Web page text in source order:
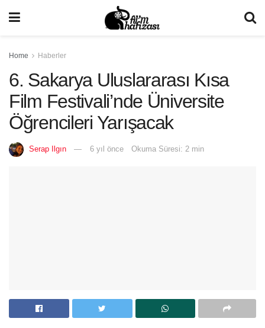
Home Haberler
6. Sakarya Uluslararası Kısa
Film Festivali’nde Üniversite
Öğrencileri Yarışacak
Serap Ilgın 6 yıl önce Okuma Süresi: 2 min